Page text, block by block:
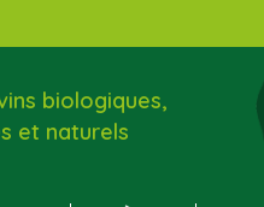
biologiques,
et naturels